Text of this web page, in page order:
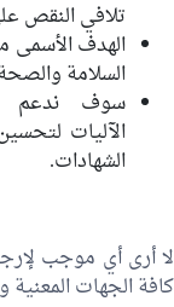
تلافي النقص
الهدف الأسمى
السلامة
سوف ندعم
الآليات
الشهادات.
لا أرى أي موجب
كافة الجهات